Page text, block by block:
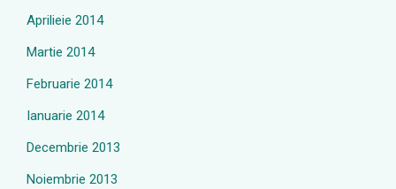
Aprilieie 2014
Martie 2014
Februarie 2014
Ianuarie 2014
Decembrie 2013
Noiembrie 2013